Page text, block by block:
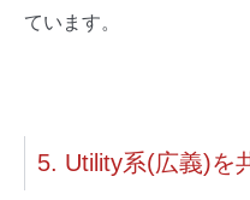
ています。
5. Utility系(広義)を